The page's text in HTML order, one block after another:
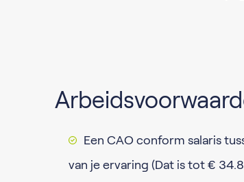
Een CAO conform salaris
van je ervaring (Dat is tot €